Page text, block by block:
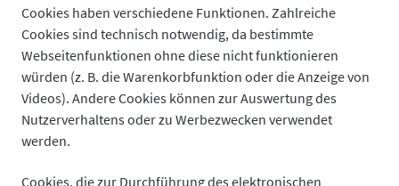
Cookies haben verschiedene Funktionen. Zahlreiche
Cookies sind technisch notwendig, da bestimmte
Webseitenfunktionen ohne diese nicht funktionieren
würden (z. B. die Warenkorbfunktion oder die Anzeige von
Videos). Andere Cookies können zur Auswertung des
Nutzerverhaltens oder zu Werbezwecken verwendet
werden.
Cookies, die zur Durchführung des elektronischen